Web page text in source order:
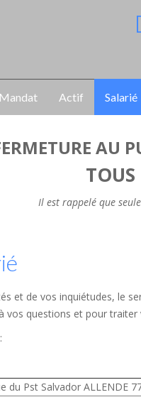
Mandat Actif Salarié
AU
TOUS
Il est rappelé que
et de vos inquiétudes, le
vos questions et pour
du Pst Salvador ALLENDE